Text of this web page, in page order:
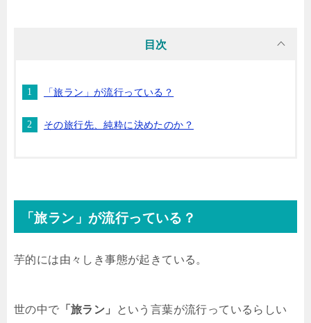
目次
「旅ラン」が流行っている？
その旅行先、純粋に決めたのか？
「旅ラン」が流行っている？
芋的には由々しき事態が起きている。
世の中で 「旅ラン」
という言葉が流行っているらしい